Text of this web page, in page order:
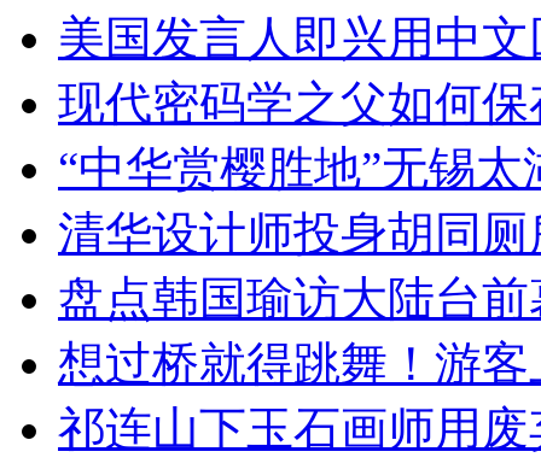
美国发言人即兴用中
现代密码学之父如何
“中华赏樱胜地”无锡
清华设计师投身胡同
盘点韩国瑜访大陆台
想过桥就得跳舞！游客
祁连山下玉石画师用